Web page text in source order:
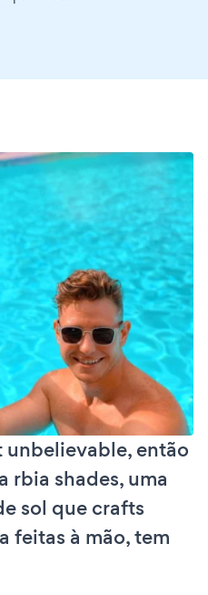
então
rbia shades, uma
sol que crafts
feitas à mão, tem